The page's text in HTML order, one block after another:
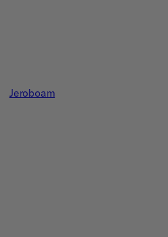
Jeroboam